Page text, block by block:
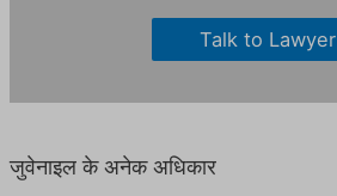
Talk to Lawyer
जुवेनाइल के अनेक अधिकार